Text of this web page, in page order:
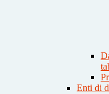
Enti di